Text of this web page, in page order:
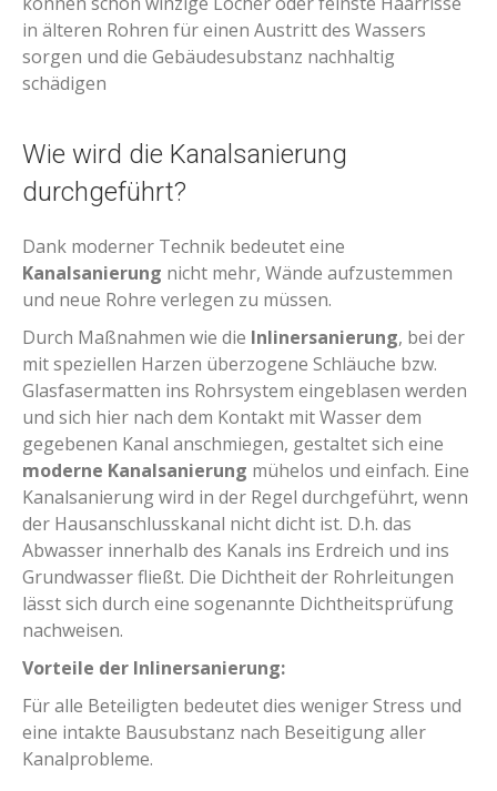
in älteren Rohren für einen Austritt des Wassers
sorgen und die Gebäudesubstanz nachhaltig
schädigen
Wie wird die Kanalsanierung
durchgeführt?
Dank moderner Technik bedeutet eine
Kanalsanierung nicht mehr, Wände aufzustemmen
und neue Rohre verlegen zu müssen.
Durch Maßnahmen wie die Inlinersanierung, bei der
mit speziellen Harzen überzogene Schläuche bzw.
Glasfasermatten ins Rohrsystem eingeblasen werden
und sich hier nach dem Kontakt mit Wasser dem
gegebenen Kanal anschmiegen, gestaltet sich eine
moderne Kanalsanierung mühelos und einfach. Eine
Kanalsanierung wird in der Regel durchgeführt, wenn
der Hausanschlusskanal nicht dicht ist. D.h. das
Abwasser innerhalb des Kanals ins Erdreich und ins
Grundwasser fließt. Die Dichtheit der Rohrleitungen
lässt sich durch eine sogenannte Dichtheitsprüfung
nachweisen.
Vorteile der Inlinersanierung:
Für alle Beteiligten bedeutet dies weniger Stress und
eine intakte Bausubstanz nach Beseitigung aller
Kanalprobleme.